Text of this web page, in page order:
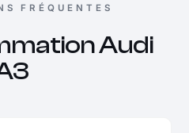
FRÉQUENTES
Audi